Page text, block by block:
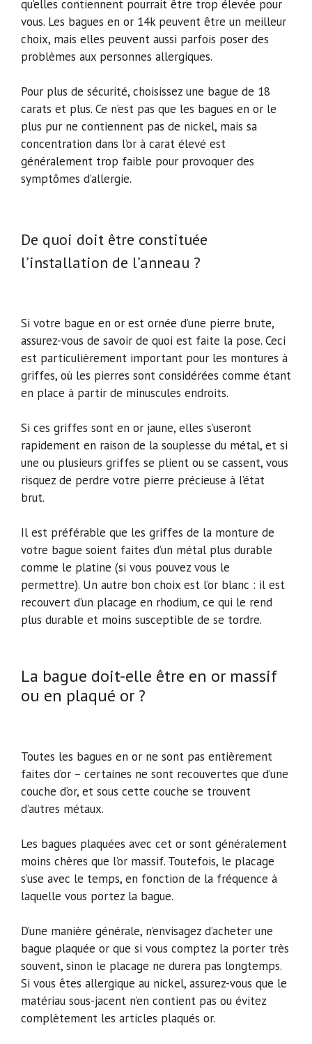
qu’elles contiennent pourrait être trop élevée pour
vous. Les bagues en or 14k peuvent être un meilleur
choix, mais elles peuvent aussi parfois poser des
problèmes aux personnes allergiques.
Pour plus de sécurité, choisissez une bague de 18
carats et plus. Ce n’est pas que les bagues en or le
plus pur ne contiennent pas de nickel, mais sa
concentration dans l’or à carat élevé est
généralement trop faible pour provoquer des
symptômes d’allergie.
De quoi doit être constituée
l’installation de l’anneau ?
Si votre bague en or est ornée d’une pierre brute,
assurez-vous de savoir de quoi est faite la pose. Ceci
est particulièrement important pour les montures à
griffes, où les pierres sont considérées comme étant
en place à partir de minuscules endroits.
Si ces griffes sont en or jaune, elles s’useront
rapidement en raison de la souplesse du métal, et si
une ou plusieurs griffes se plient ou se cassent, vous
risquez de perdre votre pierre précieuse à l’état
brut.
Il est préférable que les griffes de la monture de
votre bague soient faites d’un métal plus durable
comme le platine (si vous pouvez vous le
permettre). Un autre bon choix est l’or blanc : il est
recouvert d’un placage en rhodium, ce qui le rend
plus durable et moins susceptible de se tordre.
La bague doit-elle être en or massif
ou en plaqué or ?
Toutes les bagues en or ne sont pas entièrement
faites d’or – certaines ne sont recouvertes que d’une
couche d’or, et sous cette couche se trouvent
d’autres métaux.
Les bagues plaquées avec cet or sont généralement
moins chères que l’or massif. Toutefois, le placage
s’use avec le temps, en fonction de la fréquence à
laquelle vous portez la bague.
D’une manière générale, n’envisagez d’acheter une
bague plaquée or que si vous comptez la porter très
souvent, sinon le placage ne durera pas longtemps.
Si vous êtes allergique au nickel, assurez-vous que le
matériau sous-jacent n’en contient pas ou évitez
complètement les articles plaqués or.